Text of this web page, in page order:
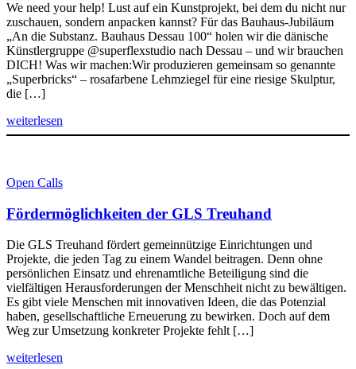
We need your help! Lust auf ein Kunstprojekt, bei dem du nicht nur
zuschauen, sondern anpacken kannst? Für das Bauhaus-Jubiläum
„An die Substanz. Bauhaus Dessau 100“ holen wir die dänische
Künstlergruppe @superflexstudio nach Dessau – und wir brauchen
DICH! Was wir machen:Wir produzieren gemeinsam so genannte
„Superbricks“ – rosafarbene Lehmziegel für eine riesige Skulptur,
die […]
weiterlesen
Open Calls
Fördermöglichkeiten der GLS Treuhand
Die GLS Treuhand fördert gemeinnützige Einrichtungen und
Projekte, die jeden Tag zu einem Wandel beitragen. Denn ohne
persönlichen Einsatz und ehrenamtliche Beteiligung sind die
vielfältigen Herausforderungen der Menschheit nicht zu bewältigen.
Es gibt viele Menschen mit innovativen Ideen, die das Potenzial
haben, gesellschaftliche Erneuerung zu bewirken. Doch auf dem
Weg zur Umsetzung konkreter Projekte fehlt […]
weiterlesen